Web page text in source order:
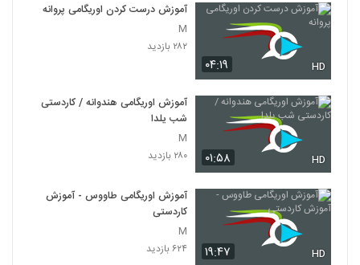
۰۴:۱۹ HD
آموزش درست کردن اوریگامی پروانه
M
۲۸۲ بازدید
۰۱:۵۸ HD
آموزش اوریگامی هندوانه / کاردستی
شب یلدا
M
۲۸۰ بازدید
۱۹:۴۷ HD
آموزش اوریگامی طاووس - آموزش
کاردستی
M
۶۲۴ بازدید